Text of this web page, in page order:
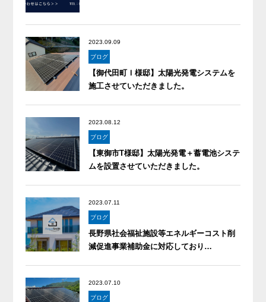
2023.09.09
ブログ
【御代田町Ｉ様邸】太陽光発電システムを
施工させていただきました。
2023.08.12
ブログ
【東御市T様邸】太陽光発電＋蓄電池システ
ムを設置させていただきました。
2023.07.11
ブログ
長野県社会福祉施設等エネルギーコスト削
減促進事業補助金に対応しており…
2023.07.10
ブログ